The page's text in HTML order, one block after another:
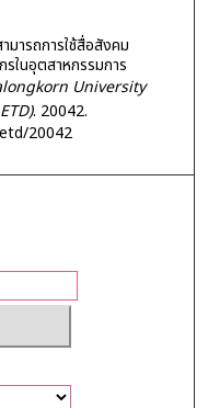
ารถการใช้สื่อสังคม
ในอุตสาหกรรมการ
University
. 20042.
20042